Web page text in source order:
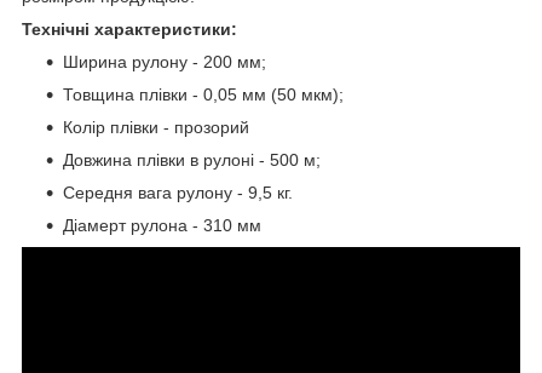
Технічні характеристики:
Ширина рулону - 200 мм;
Товщина плівки - 0,05 мм (50 мкм);
Колір плівки - прозорий
Довжина плівки в рулоні - 500 м;
Середня вага рулону - 9,5 кг.
Діамерт рулона - 310 мм